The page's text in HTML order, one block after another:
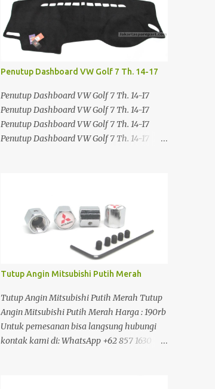
Penutup Dashboard VW Golf 7 Th. 14-17
Penutup Dashboard VW Golf 7 Th. 14-17
Penutup Dashboard VW Golf 7 Th. 14-17
Penutup Dashboard VW Golf 7 Th. 14-17
Penutup Dashboard VW Golf 7 Th. 14-17
WhatsApp +62 857 1630 0389 Atau silahkan
klik link di bawah ini:
https://www.jakartasparepart.com/shop/pe
nutup-dashboard-vw-golf-7-14-17/
Tutup Angin Mitsubishi Putih Merah
Tutup Angin Mitsubishi Putih Merah Tutup
Angin Mitsubishi Putih Merah Harga : 190rb
Untuk pemesanan bisa langsung hubungi
kontak kami di: WhatsApp +62 857 1630